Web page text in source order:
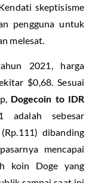
skeptisisme
pengguna untuk
melesat.
2021, harga
$0,68. Sesuai
Dogecoin to IDR
adalah sebesar
dibanding
mencapai
koin Doge yang